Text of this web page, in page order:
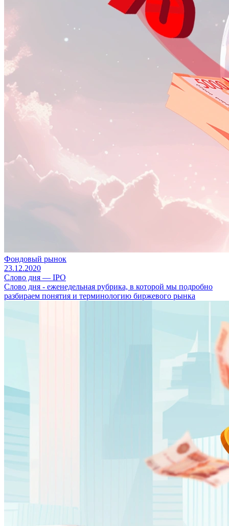
Фондовый рынок
23.12.2020
Слово дня — IPO
Слово дня - еженедельная рубрика, в которой мы подробно
разбираем понятия и терминологию биржевого рынка